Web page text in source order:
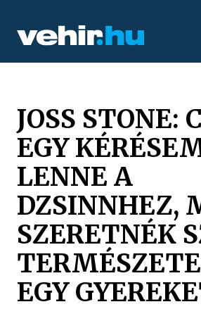
JOSS STONE:
EGY
LENNE A
DZSINNHEZ,
SZERETNÉK
EGY